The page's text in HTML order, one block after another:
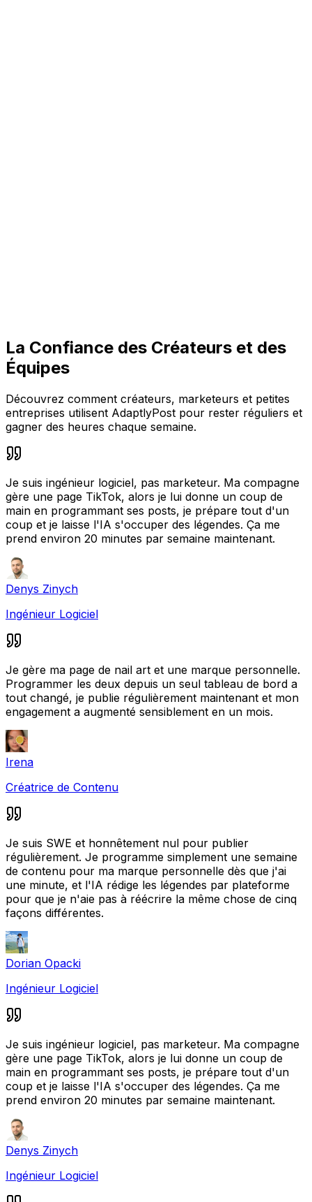
La Confiance des Créateurs et des
Équipes
Découvrez comment créateurs, marketeurs et petites
entreprises utilisent AdaptlyPost pour rester réguliers et
gagner des heures chaque semaine.
Je suis ingénieur logiciel, pas marketeur. Ma compagne
gère une page TikTok, alors je lui donne un coup de
main en programmant ses posts, je prépare tout d'un
coup et je laisse l'IA s'occuper des légendes. Ça me
prend environ 20 minutes par semaine maintenant.
Denys Zinych
Ingénieur Logiciel
Je gère ma page de nail art et une marque personnelle.
Programmer les deux depuis un seul tableau de bord a
tout changé, je publie régulièrement maintenant et mon
engagement a augmenté sensiblement en un mois.
Irena
Créatrice de Contenu
Je suis SWE et honnêtement nul pour publier
régulièrement. Je programme simplement une semaine
de contenu pour ma marque personnelle dès que j'ai
une minute, et l'IA rédige les légendes par plateforme
pour que je n'aie pas à réécrire la même chose de cinq
façons différentes.
Dorian Opacki
Ingénieur Logiciel
Je suis ingénieur logiciel, pas marketeur. Ma compagne
gère une page TikTok, alors je lui donne un coup de
main en programmant ses posts, je prépare tout d'un
coup et je laisse l'IA s'occuper des légendes. Ça me
prend environ 20 minutes par semaine maintenant.
Denys Zinych
Ingénieur Logiciel